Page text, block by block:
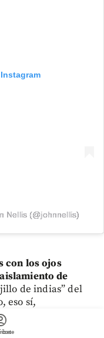
Nellis (@johnnellis)
con los ojos
de
de indias” del
eso sí,
le daría su
arrancó con Luke